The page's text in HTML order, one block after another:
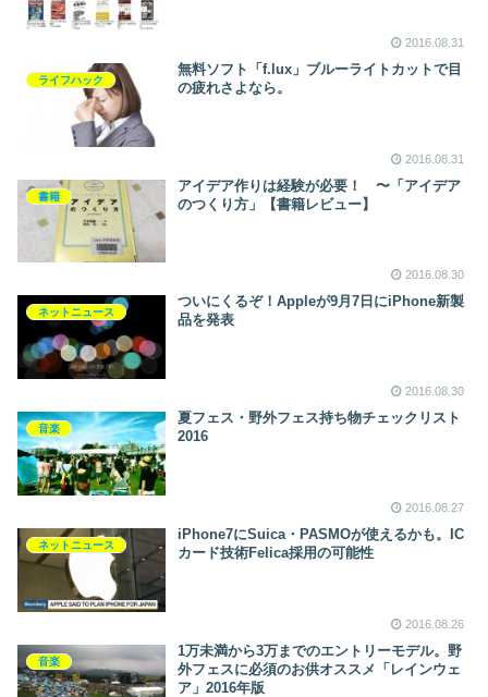
2016.08.31
ライフハック
無料ソフト「f.lux」ブルーライトカットで目
の疲れさよなら。
2016.08.31
書籍
アイデア作りは経験が必要！ 〜「アイデア
のつくり方」【書籍レビュー】
2016.08.30
ネットニュース
ついにくるぞ！Appleが9月7日にiPhone新製
品を発表
2016.08.30
音楽
夏フェス・野外フェス持ち物チェックリスト
2016
2016.08.27
ネットニュース
iPhone7にSuica・PASMOが使えるかも。IC
カード技術Felica採用の可能性
2016.08.26
音楽
1万未満から3万までのエントリーモデル。野
外フェスに必須のお供オススメ「レインウェ
ア」2016年版